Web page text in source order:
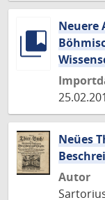
Neuere
Neües
Autor